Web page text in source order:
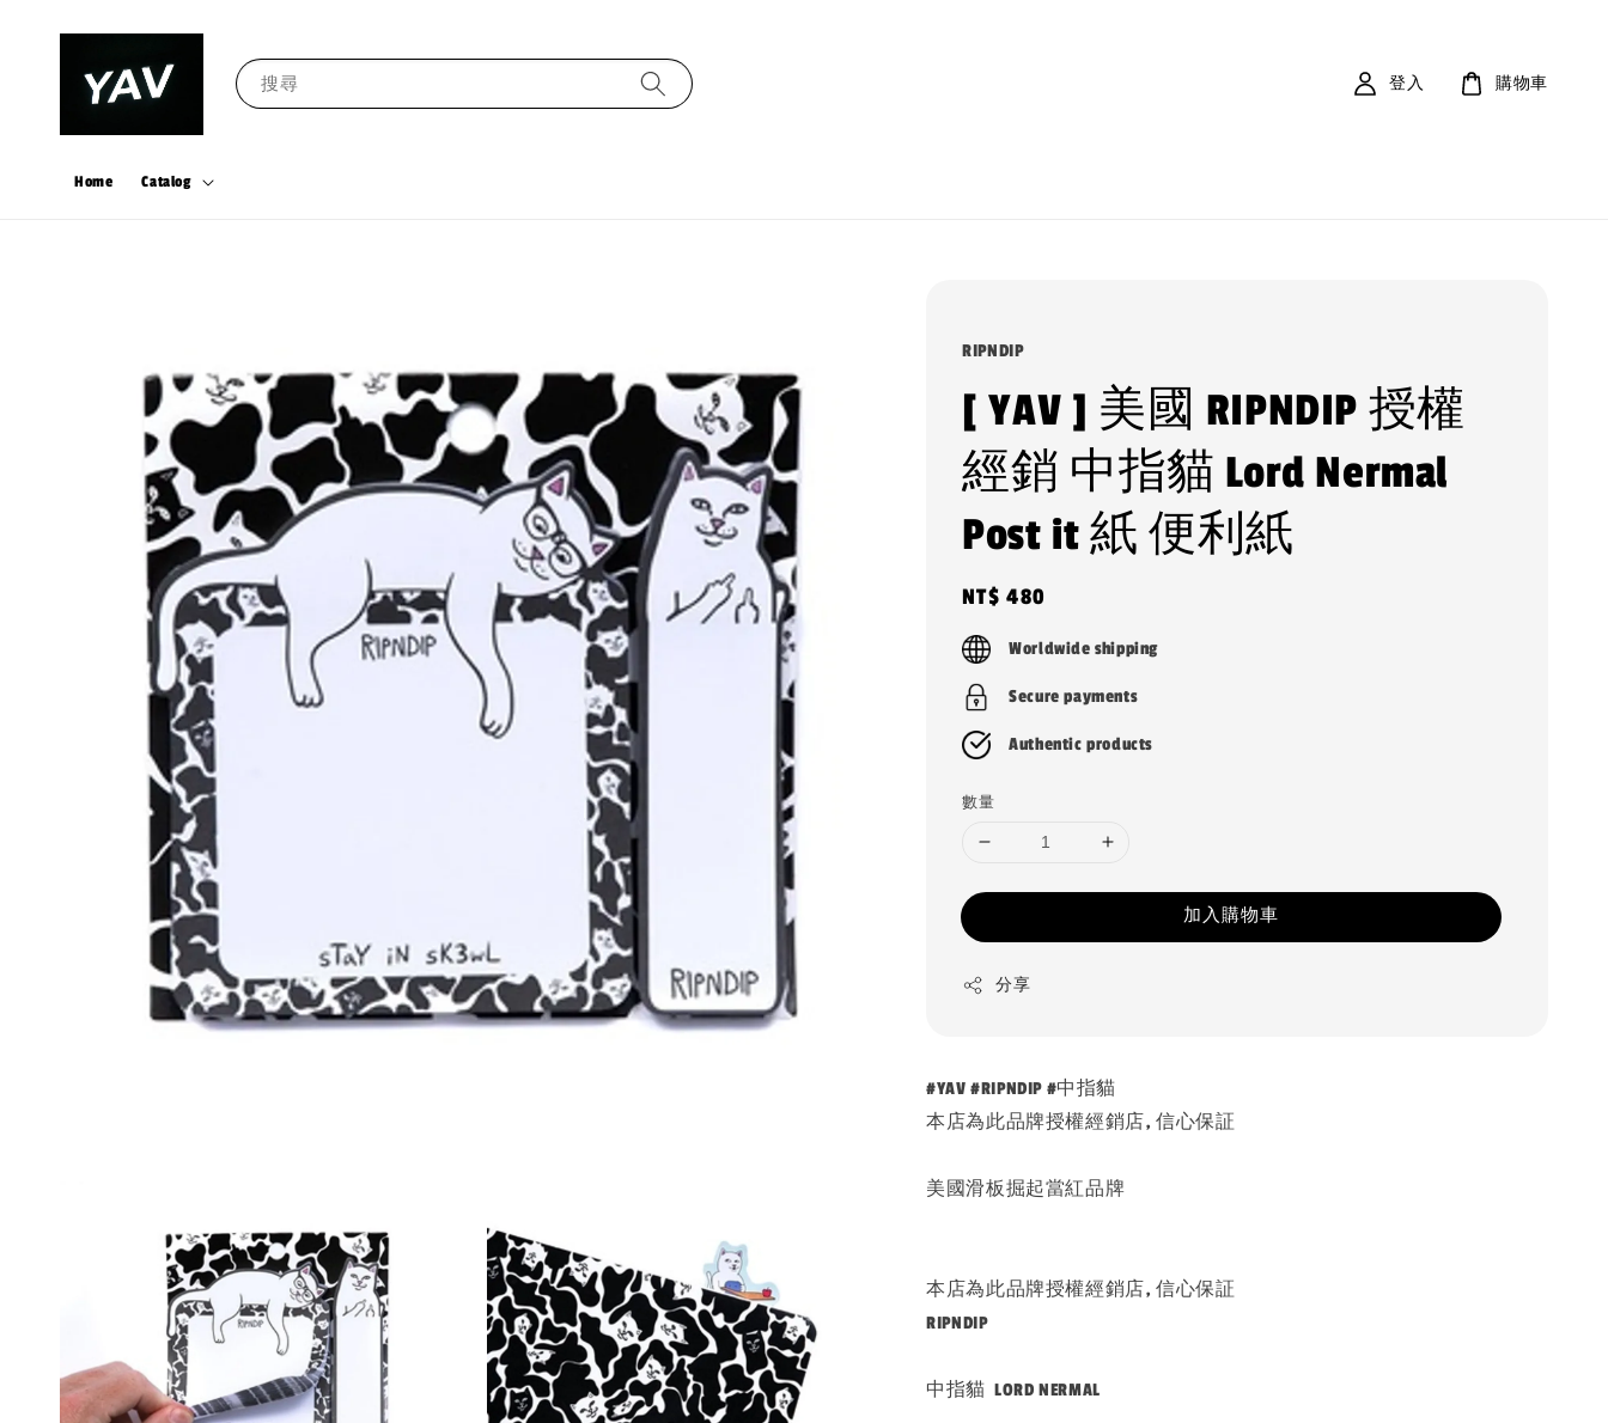
搜尋
Home Catalog
登入 購物車
RIPNDIP
[ YAV ] 美國 RIPNDIP 授權
經銷 中指貓 Lord Nermal
Post it 紙 便利紙
Regular
price
NT$ 480
Worldwide shipping
Secure payments
Authentic products
數量
加入購物車
分享
#YAV #RIPNDIP #中指貓
本店為此品牌授權經銷店, 信心保証
美國滑板掘起當紅品牌
本店為此品牌授權經銷店, 信心保証
RIPNDIP
中指貓 LORD NERMAL